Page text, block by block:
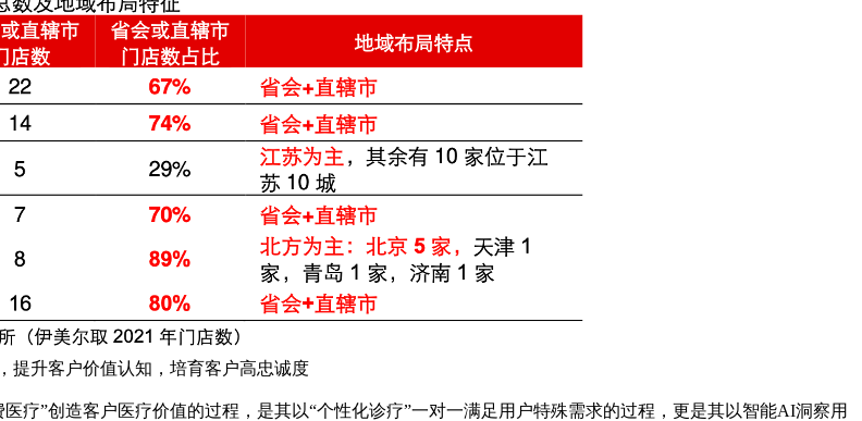
提升客户价值认知，培育客户高忠诚度
疗”创造客户医疗价值的过程，是其以“个性化诊疗”一对一满足用户特殊需求的过程，更是其以智能AI洞察用